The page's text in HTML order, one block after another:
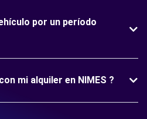
por un período
mi alquiler en NIMES ?